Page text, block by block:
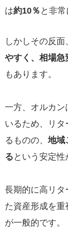
は約10％ と非
しかしその反面
やすく、相場急
もあります。
一方、オルカン
いるため、リ
るものの、地域
る という安定性
長期的に高リタ
た資産形成を
が一般的です。